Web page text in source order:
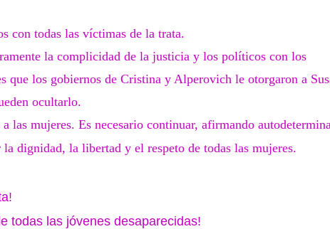
con todas las víctimas de la trata.
la complicidad de la justicia y los políticos con los
que los gobiernos de Cristina y Alperovich le otorgaron a
ocultarlo.
las mujeres. Es necesario continuar, afirmando
dignidad, la libertad y el respeto de todas las mujeres.
todas las jóvenes desaparecidas!